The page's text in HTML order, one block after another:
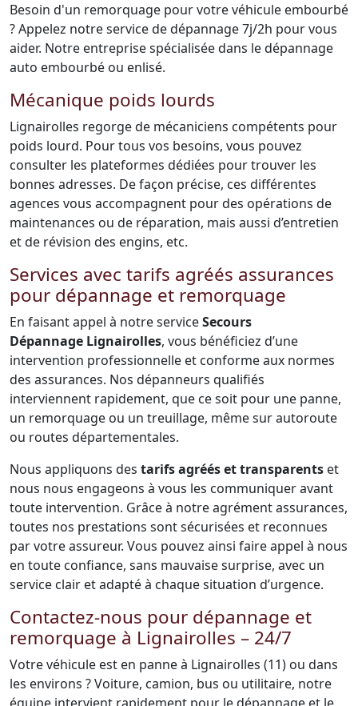
Besoin d'un remorquage pour votre véhicule embourbé
? Appelez notre service de dépannage 7j/2h pour vous
aider. Notre entreprise spécialisée dans le dépannage
auto embourbé ou enlisé.
Mécanique poids lourds
Lignairolles regorge de mécaniciens compétents pour
poids lourd. Pour tous vos besoins, vous pouvez
consulter les plateformes dédiées pour trouver les
bonnes adresses. De façon précise, ces différentes
agences vous accompagnent pour des opérations de
maintenances ou de réparation, mais aussi d’entretien
et de révision des engins, etc.
Services avec tarifs agréés assurances
pour dépannage et remorquage
En faisant appel à notre serviceSecours
Dépannage Lignairolles, vous bénéficiez d’une
intervention professionnelle et conforme aux normes
des assurances. Nos dépanneurs qualifiés
interviennent rapidement, que ce soit pour une panne,
un remorquage ou un treuillage, même sur autoroute
ou routes départementales.
Nous appliquons des tarifs agréés et transparents et
nous nous engageons à vous les communiquer avant
toute intervention. Grâce à notre agrément assurances,
toutes nos prestations sont sécurisées et reconnues
par votre assureur. Vous pouvez ainsi faire appel à nous
en toute confiance, sans mauvaise surprise, avec un
service clair et adapté à chaque situation d’urgence.
Contactez-nous pour dépannage et
remorquage à Lignairolles – 24/7
Votre véhicule est en panne à Lignairolles (11) ou dans
les environs ? Voiture, camion, bus ou utilitaire, notre